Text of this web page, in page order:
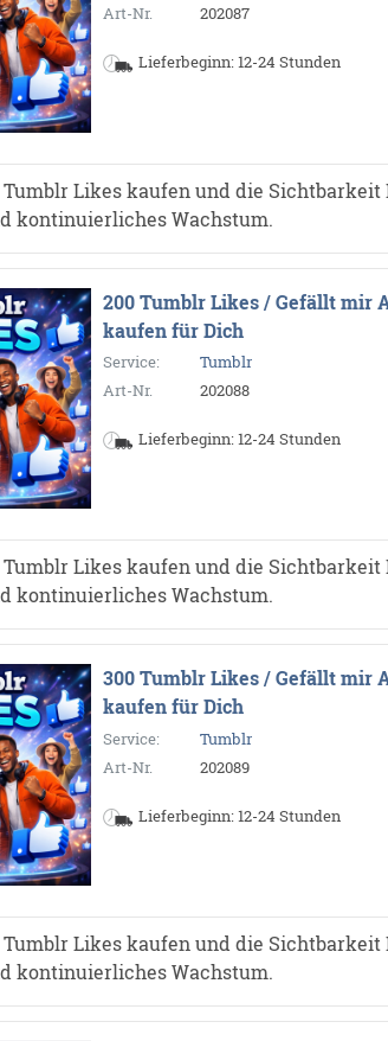
Art-Nr.
202087
Lieferbeginn: 12-24 Stunden
Likes kaufen und die
kontinuierliches Wachstum.
200 Tumblr Likes / Gefällt mir
kaufen für Dich
Service:
Tumblr
Art-Nr.
202088
Lieferbeginn: 12-24 Stunden
Likes kaufen und die
kontinuierliches Wachstum.
300 Tumblr Likes / Gefällt mir
kaufen für Dich
Service:
Tumblr
Art-Nr.
202089
Lieferbeginn: 12-24 Stunden
Likes kaufen und die
kontinuierliches Wachstum.